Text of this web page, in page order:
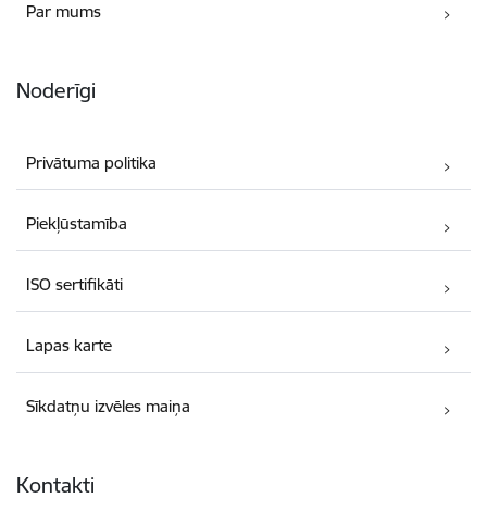
Par mums
Noderīgi
Privātuma politika
Piekļūstamība
ISO sertifikāti
Lapas karte
Sīkdatņu izvēles maiņa
Kontakti